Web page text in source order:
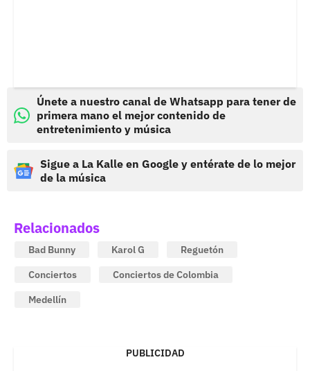
Únete a nuestro canal de Whatsapp para tener de
primera mano el mejor contenido de
entretenimiento y música
Sigue a La Kalle en Google y entérate de lo mejor
de la música
Relacionados
Bad Bunny Karol G
Reguetón
Conciertos
Conciertos de Colombia
Medellín
PUBLICIDAD